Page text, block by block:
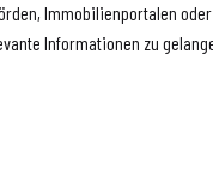
Immobilienportalen oder
Informationen zu